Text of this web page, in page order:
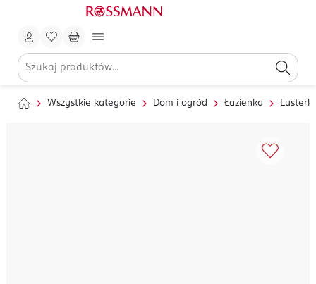
Wszystkie kategorie Dom i ogród Łazienka